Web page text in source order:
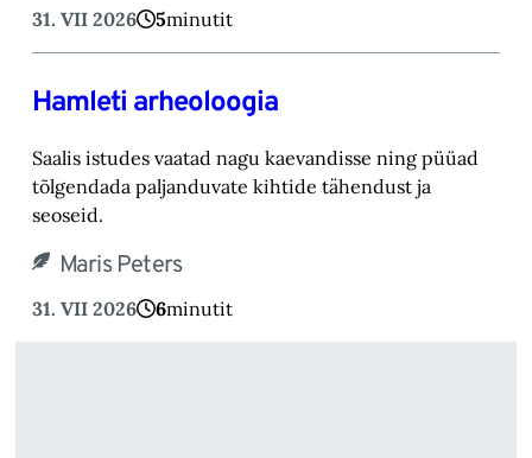
31. VII 2026 5minutit
Hamleti arheoloogia
Saalis istudes vaatad nagu kaevandisse ning püüad
tõlgendada paljanduvate kihtide tähendust ja
seoseid.
Maris Peters
31. VII 2026 6minutit